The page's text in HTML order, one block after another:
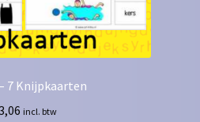
7 Knijpkaarten
incl. btw